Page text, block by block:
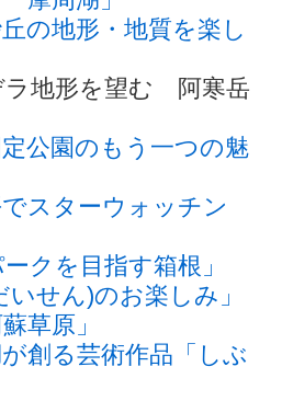
の地形・地質を楽し
ラ地形を望む 阿寒岳
公園のもう一つの魅
スターウォッチン
クを目指す箱根」
いせん)のお楽しみ」
草原」
創る芸術作品「しぶ